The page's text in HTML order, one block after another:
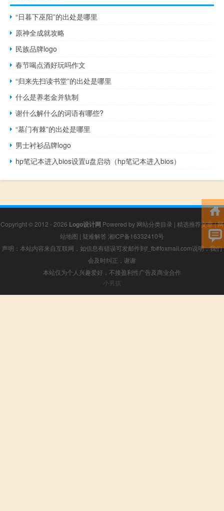
“日暮下巫阳”的出处是哪里
原神全成就攻略
民族品牌logo
春节喝点酒好玩吗作文
“归来先扫读书堂”的出处是哪里
什么是养老金并轨制
谢什么解什么的词语有哪些?
“墓门有棘”的出处是哪里
男士衬衫品牌logo
hp笔记本进入bios设置u盘启动（hp笔记本进入bios）
Copyright © 2012 - 2026 Logo设计网 Powered by 网站分类目录 | 精选推荐文章|网
站地图 | 疑难解答 湘ICP备16332410号
声明：本站内容来自互联网，如信息有错误可发邮件到f_fb#foxmail.com说明，我们
会及时纠正，谢谢
本站仅为个人兴趣爱好，不接盈利性广告及商业合作
小男孩